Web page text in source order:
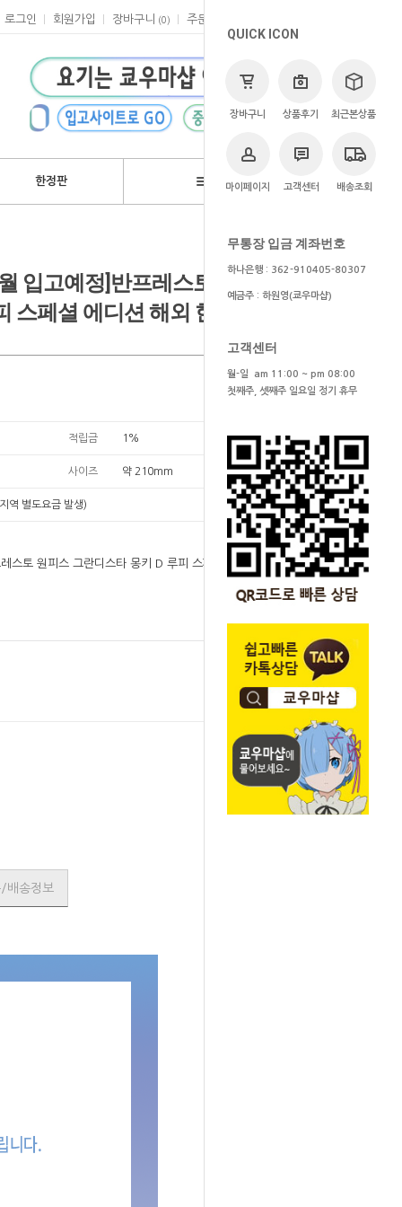
로그인 회원가입 장바구니 (0 ) 주문
한정판 브랜드
QUICK ICON
장바구니 상품후기 최근본상품
마이페이지 고객센터 배송조회
무통장 입금 계좌번호
하나은행 : 362-910405-80307
예금주 : 하원영(쿄우마샵)
고객센터
월-일 am 11:00 ~ pm 08:00
첫째주, 셋째주 일요일 정기 휴무
> 쿄우마 > 예약상품
입고예정]반프레스토 원피스
스페셜 에디션 해외 한정판
적립금 1%
사이즈 약 210mm
역 별도요금 발생)
토 원피스 그란디스타 몽키 D 루피 스페셜 에
37,000원
SOLD OUT
배송정보